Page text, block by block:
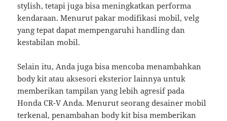
stylish, tetapi juga bisa meningkatkan performa
kendaraan. Menurut pakar modifikasi mobil, velg
yang tepat dapat mempengaruhi handling dan
kestabilan mobil.
Selain itu, Anda juga bisa mencoba menambahkan
body kit atau aksesori eksterior lainnya untuk
memberikan tampilan yang lebih agresif pada
Honda CR-V Anda. Menurut seorang desainer mobil
terkenal, penambahan body kit bisa memberikan